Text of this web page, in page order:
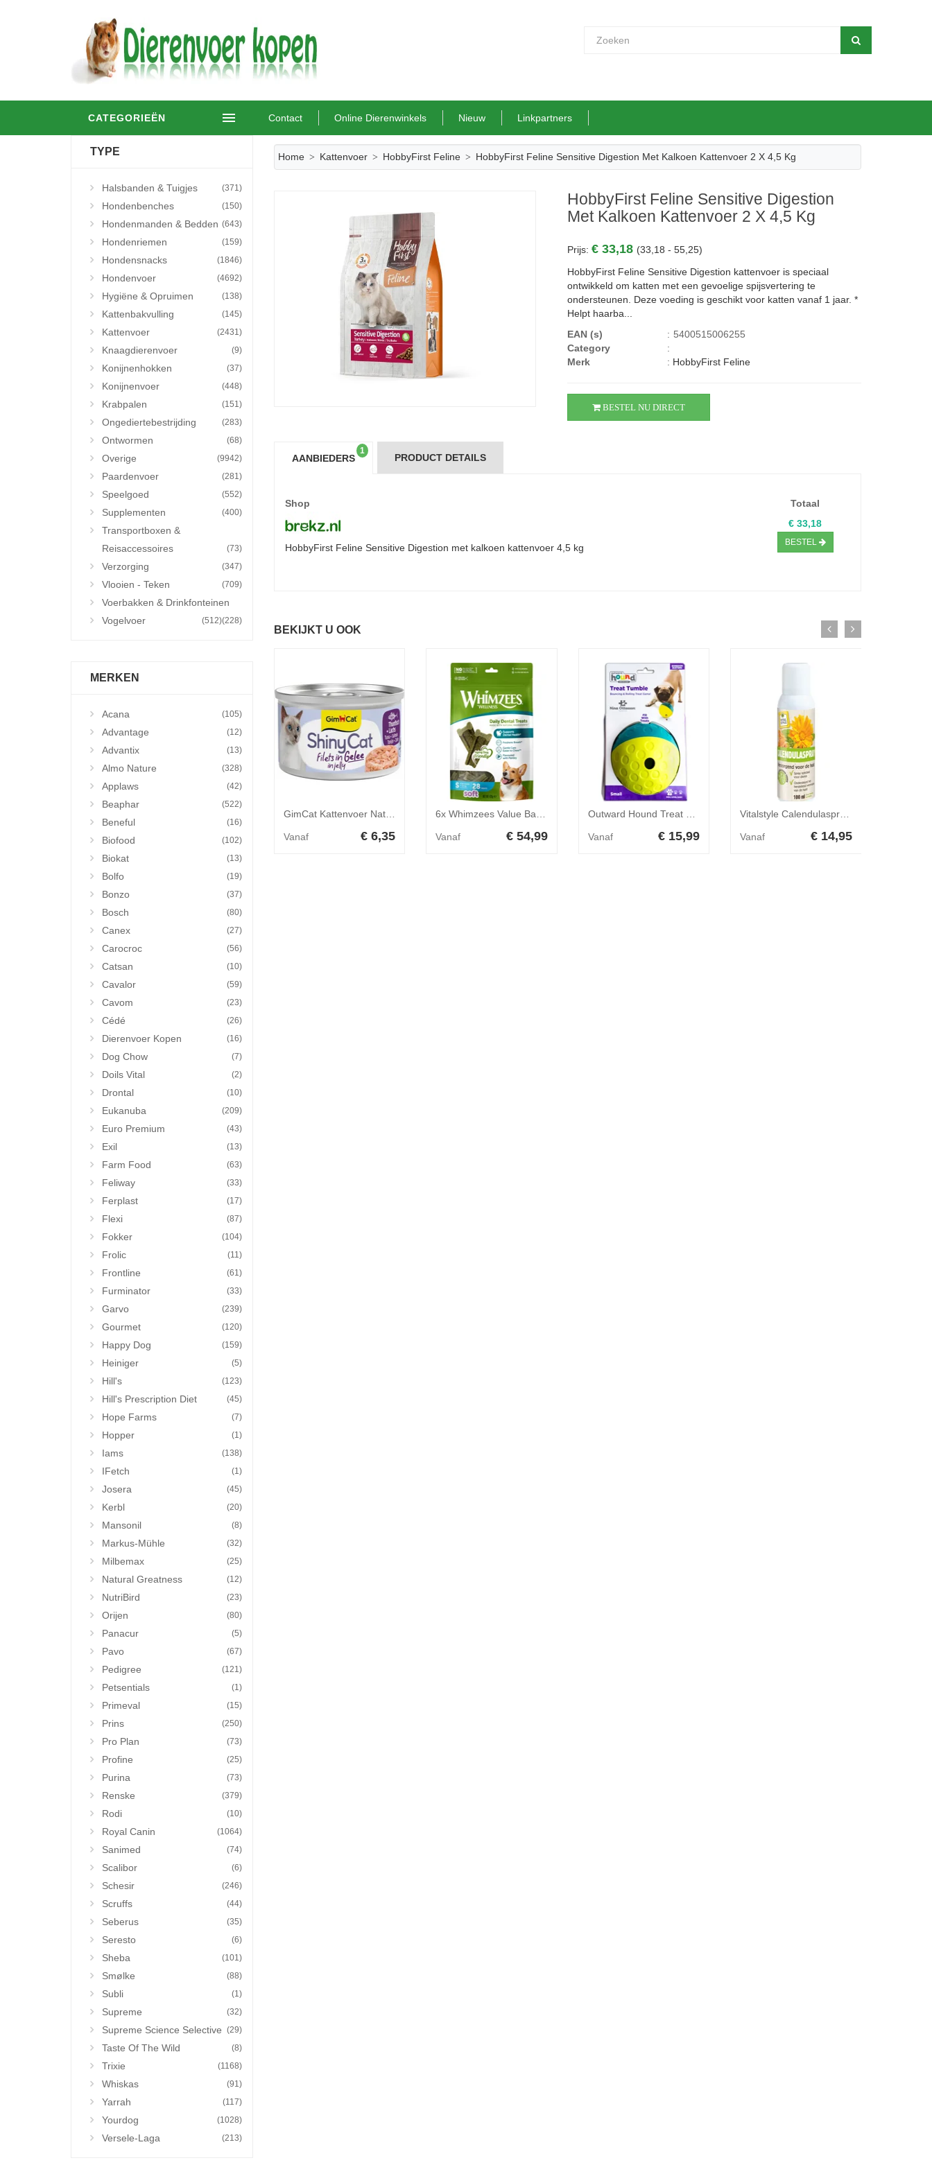
CATEGORIEËN Contact Online Dierenwinkels Nieuw Linkpartners
TYPE
Halsbanden & Tuigjes (371)
Hondenbenches (150)
Hondenmanden & Bedden (643)
Hondenriemen (159)
Hondensnacks (1846)
Hondenvoer (4692)
Hygiëne & Opruimen (138)
Kattenbakvulling (145)
Kattenvoer (2431)
Knaagdierenvoer (9)
Konijnenhokken (37)
Konijnenvoer (448)
Krabpalen (151)
Ongediertebestrijding (283)
Ontwormen (68)
Overige (9942)
Paardenvoer (281)
Speelgoed (552)
Supplementen (400)
Transportboxen &
Reisaccessoires
(73)
Verzorging (347)
Vlooien - Teken (709)
Voerbakken & Drinkfonteinen
(228)
Vogelvoer (512)
MERKEN
Acana (105)
Advantage (12)
Advantix (13)
Almo Nature (328)
Applaws (42)
Beaphar (522)
Beneful (16)
Biofood (102)
Biokat (13)
Bolfo (19)
Bonzo (37)
Bosch (80)
Canex (27)
Carocroc (56)
Catsan (10)
Cavalor (59)
Cavom (23)
Cédé (26)
Dierenvoer Kopen (16)
Dog Chow (7)
Doils Vital (2)
Drontal (10)
Eukanuba (209)
Euro Premium (43)
Exil (13)
Farm Food (63)
Feliway (33)
Ferplast (17)
Flexi (87)
Fokker (104)
Frolic (11)
Frontline (61)
Furminator (33)
Garvo (239)
Gourmet (120)
Happy Dog (159)
Heiniger (5)
Hill's (123)
Hill's Prescription Diet (45)
Hope Farms (7)
Hopper (1)
Iams (138)
IFetch (1)
Josera (45)
Kerbl (20)
Mansonil (8)
Markus-Mühle (32)
Milbemax (25)
Natural Greatness (12)
NutriBird (23)
Orijen (80)
Panacur (5)
Pavo (67)
Pedigree (121)
Petsentials (1)
Primeval (15)
Prins (250)
Pro Plan (73)
Profine (25)
Purina (73)
Renske (379)
Rodi (10)
Royal Canin (1064)
Sanimed (74)
Scalibor (6)
Schesir (246)
Scruffs (44)
Seberus (35)
Seresto (6)
Sheba (101)
Smølke (88)
Subli (1)
Supreme (32)
Supreme Science Selective (29)
Taste Of The Wild (8)
Trixie (1168)
Whiskas (91)
Yarrah (117)
Yourdog (1028)
Versele-Laga (213)
Home Kattenvoer HobbyFirst Feline HobbyFirst Feline Sensitive Digestion Met Kalkoen Kattenvoer 2 X 4,5 Kg
HobbyFirst Feline Sensitive Digestion
Met Kalkoen Kattenvoer 2 X 4,5 Kg
Prijs:€ 33,18 (33,18 - 55,25)
HobbyFirst Feline Sensitive Digestion kattenvoer is speciaal
ontwikkeld om katten met een gevoelige spijsvertering te
ondersteunen. Deze voeding is geschikt voor katten vanaf 1 jaar. *
Helpt haarba...
EAN (s)
: 5400515006255
Category
:
Merk
: HobbyFirst Feline
BESTEL NU DIRECT
AANBIEDERS
1
PRODUCT DETAILS
Shop Totaal
HobbyFirst Feline Sensitive Digestion met kalkoen kattenvoer 4,5 kg
€ 33,18
BESTEL
BEKIJKT U OOK
GimCat Kattenvoer Nat ShinyCat Filets in Jelly Tonijn&Zalm 70 gr
Vanaf € 6,35 Vanaf € 54,99 Vanaf € 15,99 Vanaf € 14,95